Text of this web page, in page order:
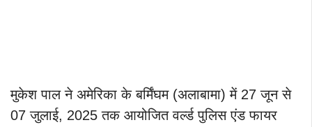
मुकेश पाल ने अमेरिका के बर्मिंघम (अलाबामा) में 27 जून से
07 जुलाई, 2025 तक आयोजित वर्ल्ड पुलिस एंड फायर